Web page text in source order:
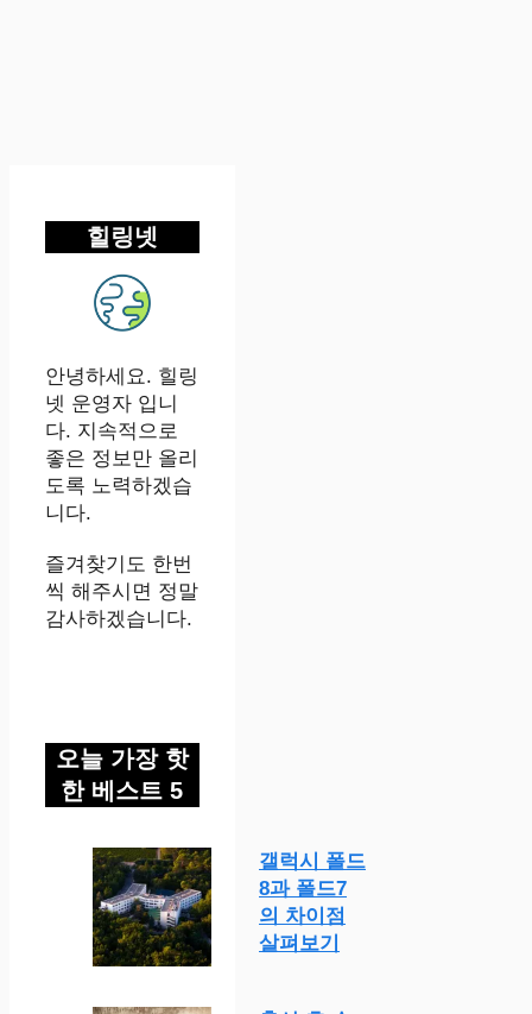
힐링넷
안녕하세요. 힐링
넷 운영자 입니
다. 지속적으로
좋은 정보만 올리
도록 노력하겠습
니다.
즐겨찾기도 한번
씩 해주시면 정말
감사하겠습니다.
오늘 가장 핫
한 베스트 5
갤럭시 폴드
8과 폴드7
의 차이점
살펴보기